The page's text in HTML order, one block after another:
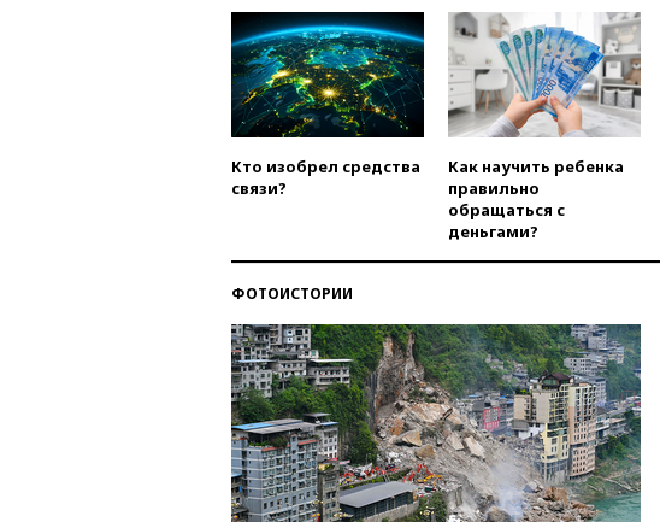
Кто изобрел средства
связи?
Как научить ребенка
правильно
обращаться с
деньгами?
ФОТОИСТОРИИ